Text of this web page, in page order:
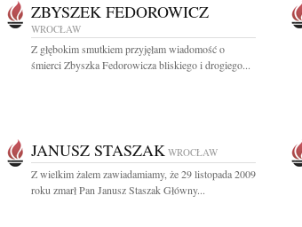
ZBYSZEK FEDOROWICZ
WROCŁAW
Z głębokim smutkiem przyjęłam wiadomość o
śmierci Zbyszka Fedorowicza bliskiego i drogiego...
JANUSZ STASZAK WROCŁAW
Z wielkim żalem zawiadamiamy, że 29 listopada 2009
roku zmarł Pan Janusz Staszak Główny...